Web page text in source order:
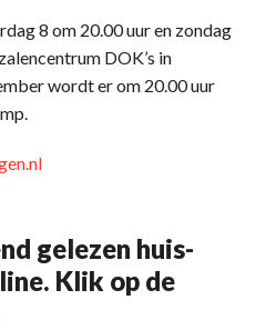
8 om 20.00 uur en zondag
DOK’s in
wordt er om 20.00 uur
gelezen huis-
Klik op de